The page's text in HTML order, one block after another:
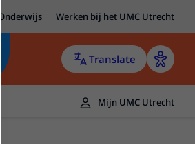
Onderwijs Werken bij het UMC Utrecht
Translate
Mijn UMC Utrecht